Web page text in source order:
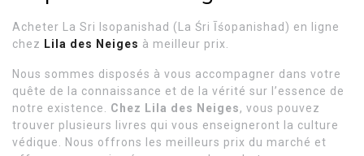
Acheter La Sri Isopanishad (La Śri Īśopanishad) en ligne
chez Lila des Neiges à meilleur prix.
Nous sommes disposés à vous accompagner dans votre
quête de la connaissance et de la vérité sur l’essence de
notre existence. Chez Lila des Neiges, vous pouvez
trouver plusieurs livres qui vous enseigneront la culture
védique. Nous offrons les meilleurs prix du marché et